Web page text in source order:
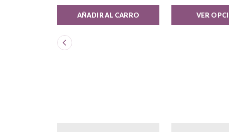
AÑADIR AL CARRO VER